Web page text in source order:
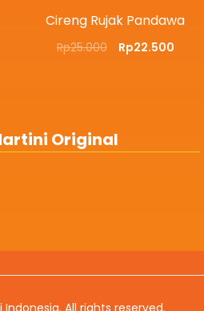
Cireng Rujak Pandawa
Rp25.000 Rp22.500
Original
Indonesia. All rights reserved.